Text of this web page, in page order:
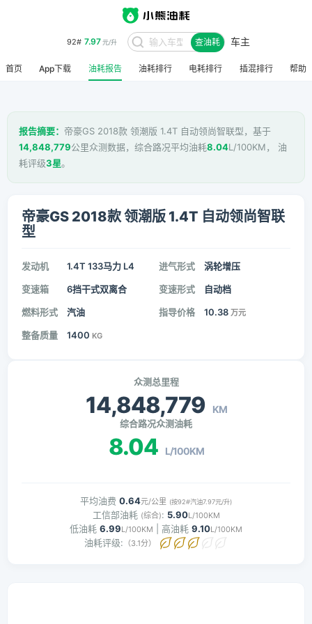
92# 7.97元/升 查油耗 车主
首页 App下载 油耗报告 油耗排行 电耗排行 插混排行 帮助
报告摘要： 帝豪GS 2018款 领潮版 1.4T 自动领尚智联型，基于
14,848,779公里众测数据，综合路况平均油耗8.04L/100KM， 油
耗评级3星。
帝豪GS 2018款 领潮版 1.4T 自动领尚智联
型
发动机 1.4T 133马力 L4 进气形式 涡轮增压
变速箱 6挡干式双离合 变速形式 自动档
燃料形式 汽油 指导价格 10.38 万元
整备质量 1400 KG
众测总里程
14,848,779 KM
综合路况众测油耗
8.04 L/100KM
平均油费 0.64元/公里 (按92#汽油7.97元/升)
工信部油耗 (综合): 5.90L/100KM
低油耗 6.99L/100KM | 高油耗 9.10L/100KM
油耗评级: （3.1分）